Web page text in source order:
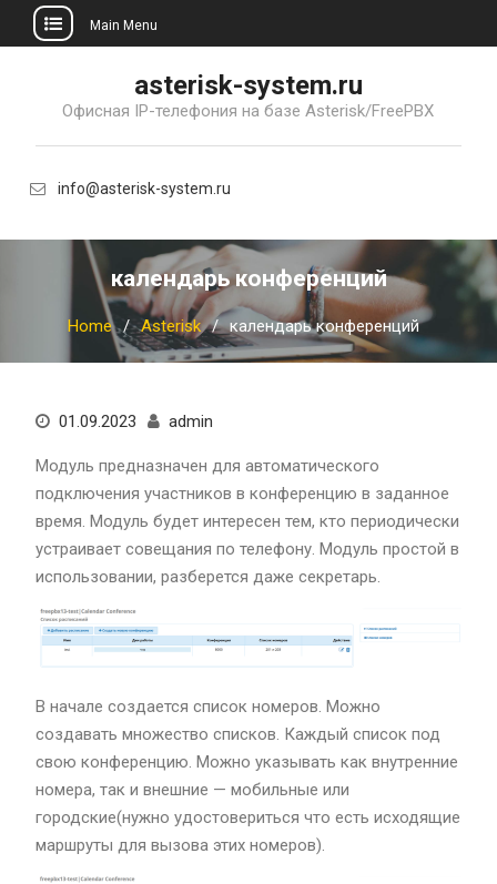
Main Menu
asterisk-system.ru
Офисная IP-телефония на базе Asterisk/FreePBX
info@asterisk-system.ru
календарь конференций
Home Asterisk календарь конференций
01.09.2023 admin
Модуль предназначен для автоматического
подключения участников в конференцию в заданное
время. Модуль будет интересен тем, кто периодически
устраивает совещания по телефону. Модуль простой в
использовании, разберется даже секретарь.
В начале создается список номеров. Можно
создавать множество списков. Каждый список под
свою конференцию. Можно указывать как внутренние
номера, так и внешние — мобильные или
городские(нужно удостовериться что есть исходящие
маршруты для вызова этих номеров).